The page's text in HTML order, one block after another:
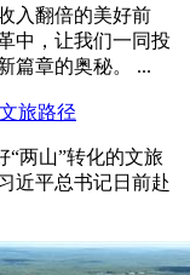
入翻倍的美好前
中，让我们一同投
篇章的奥秘。 ...
旅路径
”转化的文旅
平总书记日前赴